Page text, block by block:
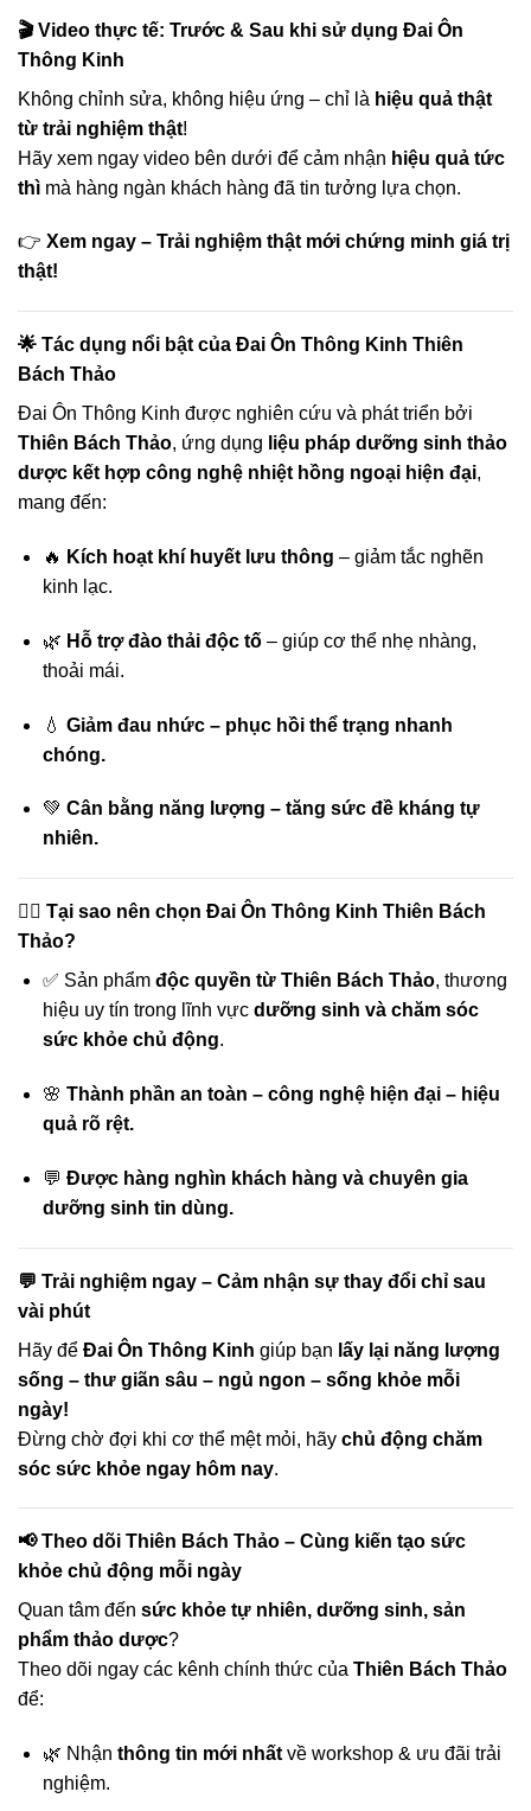
🎬 Video thực tế: Trước & Sau khi sử dụng Đai Ôn
Thông Kinh
Không chỉnh sửa, không hiệu ứng – chỉ là hiệu quả thật
từ trải nghiệm thật!
Hãy xem ngay video bên dưới để cảm nhận hiệu quả tức
thì mà hàng ngàn khách hàng đã tin tưởng lựa chọn.
👉 Xem ngay – Trải nghiệm thật mới chứng minh giá trị
thật!
🌟 Tác dụng nổi bật của Đai Ôn Thông Kinh Thiên
Bách Thảo
Đai Ôn Thông Kinh được nghiên cứu và phát triển bởi
Thiên Bách Thảo, ứng dụng liệu pháp dưỡng sinh thảo
dược kết hợp công nghệ nhiệt hồng ngoại hiện đại,
mang đến:
🔥 Kích hoạt khí huyết lưu thông – giảm tắc nghẽn
kinh lạc.
🌿 Hỗ trợ đào thải độc tố– giúp cơ thể nhẹ nhàng,
thoải mái.
💧 Giảm đau nhức – phục hồi thể trạng nhanh
chóng.
💚 Cân bằng năng lượng – tăng sức đề kháng tự
nhiên.
🧘‍♀️ Tại sao nên chọn Đai Ôn Thông Kinh Thiên Bách
Thảo?
✅ Sản phẩm độc quyền từ Thiên Bách Thảo, thương
hiệu uy tín trong lĩnh vực dưỡng sinh và chăm sóc
sức khỏe chủ động.
🌸 Thành phần an toàn – công nghệ hiện đại – hiệu
quả rõ rệt.
💬 Được hàng nghìn khách hàng và chuyên gia
dưỡng sinh tin dùng.
💬 Trải nghiệm ngay – Cảm nhận sự thay đổi chỉ sau
vài phút
Hãy để Đai Ôn Thông Kinh giúp bạn lấy lại năng lượng
sống – thư giãn sâu – ngủ ngon – sống khỏe mỗi
ngày!
Đừng chờ đợi khi cơ thể mệt mỏi, hãy chủ động chăm
sóc sức khỏe ngay hôm nay.
📢 Theo dõi Thiên Bách Thảo – Cùng kiến tạo sức
khỏe chủ động mỗi ngày
Quan tâm đến sức khỏe tự nhiên, dưỡng sinh, sản
phẩm thảo dược?
Theo dõi ngay các kênh chính thức của Thiên Bách Thảo
để:
🌿 Nhận thông tin mới nhấtvề workshop & ưu đãi trải
nghiệm.